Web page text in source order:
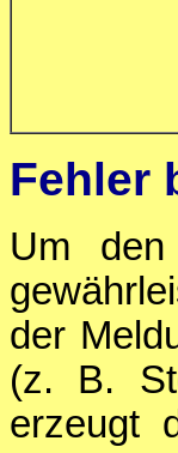
Fehler
Um den
der
(z. B.
erzeugt